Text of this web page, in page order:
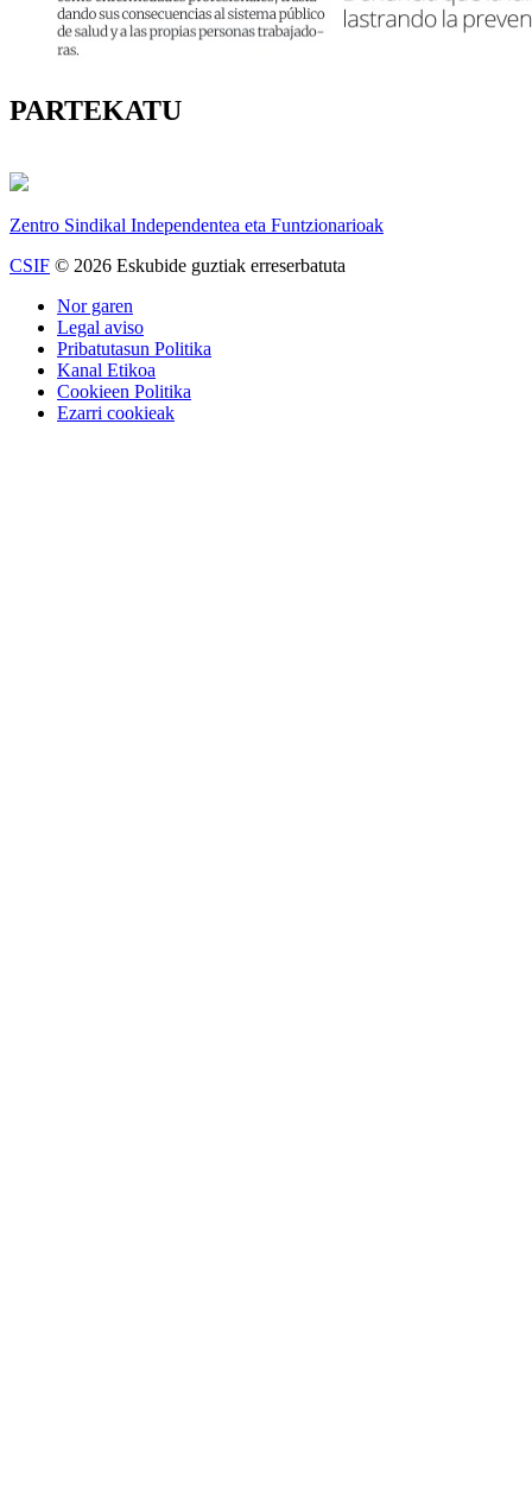
PARTEKATU
Zentro Sindikal Independentea eta Funtzionarioak
CSIF © 2026 Eskubide guztiak erreserbatuta
Nor garen
Legal aviso
Pribatutasun Politika
Kanal Etikoa
Cookieen Politika
Ezarri cookieak